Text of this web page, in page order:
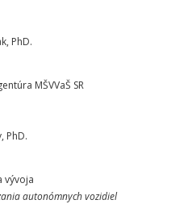
PhD.
MŠVVaŠ SR
PhD.
vývoja
autonómnych vozidiel